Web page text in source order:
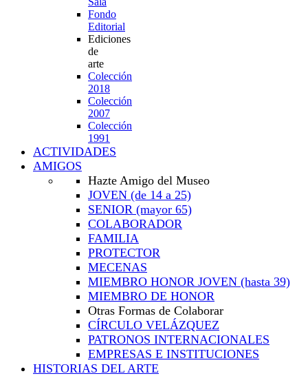
Fondo
Editorial
Ediciones
de
arte
Colección
2018
Colección
2007
Colección
1991
ACTIVIDADES
AMIGOS
Hazte Amigo del Museo
JOVEN (de 14 a 25)
SENIOR (mayor 65)
COLABORADOR
FAMILIA
PROTECTOR
MECENAS
MIEMBRO HONOR JOVEN (hasta 39)
MIEMBRO DE HONOR
Otras Formas de Colaborar
CÍRCULO VELÁZQUEZ
PATRONOS INTERNACIONALES
EMPRESAS E INSTITUCIONES
HISTORIAS DEL ARTE